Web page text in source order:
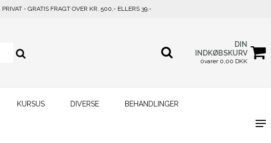
PRIVAT - GRATIS FRAGT OVER KR. 500,- ELLERS 39,-
DIN
INDKØBSKURV
0varer 0,00 DKK
KURSUS DIVERSE BEHANDLINGER